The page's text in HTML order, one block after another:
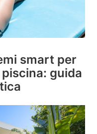
smart per
guida